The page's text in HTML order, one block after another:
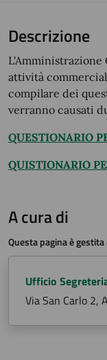
Descrizione
attività
compilare dei
verranno causati
QUESTIONARIO
QUISTIONARIO
A cura di
Questa pagina è gestita
Ufficio
Via San Carlo 2,